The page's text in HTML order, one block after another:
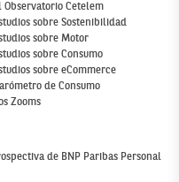
Observatorio Cetelem
sobre Sostenibilidad
sobre Motor
sobre Consumo
sobre eCommerce
de Consumo
Zooms
de BNP Paribas Personal